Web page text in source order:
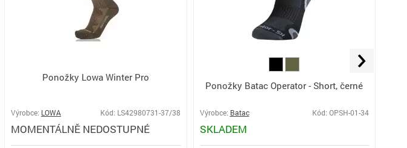
Ponožky Lowa Winter Pro
Výrobce: LOWA Kód: LS42980731-37/38
MOMENTÁLNĚ NEDOSTUPNÉ
Ponožky Batac Operator - Short, černé
Výrobce: Batac Kód: OPSH-01-34
SKLADEM